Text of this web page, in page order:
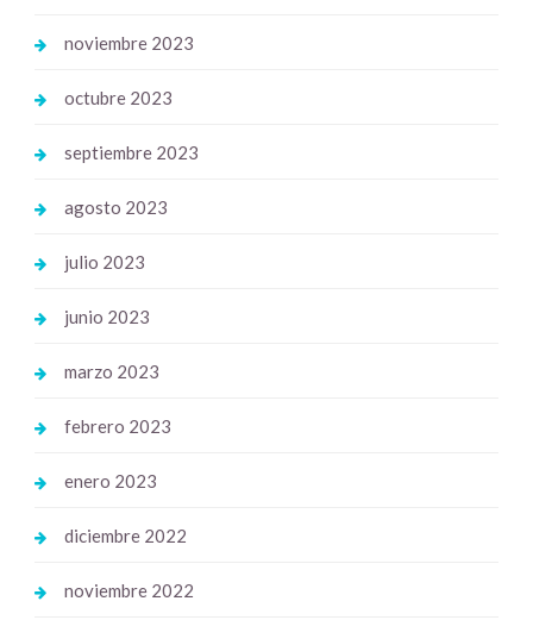
noviembre 2023
octubre 2023
septiembre 2023
agosto 2023
julio 2023
junio 2023
marzo 2023
febrero 2023
enero 2023
diciembre 2022
noviembre 2022